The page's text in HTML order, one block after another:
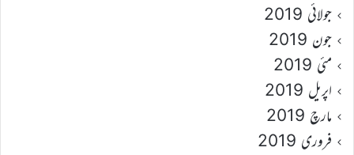
جولائی 2019
جون 2019
مئی 2019
اپریل 2019
مارچ 2019
فروری 2019